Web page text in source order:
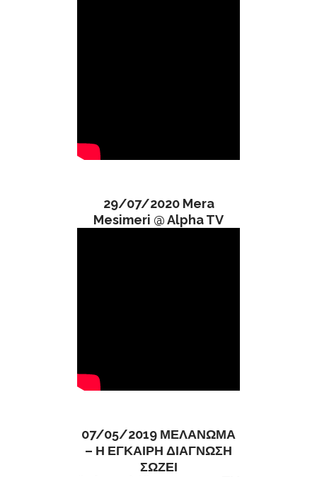
29/07/2020 Mera
Mesimeri @ Alpha TV
07/05/2019 ΜΕΛΑΝΩΜΑ
– Η ΕΓΚΑΙΡΗ ΔΙΑΓΝΩΣΗ
ΣΩΖΕΙ